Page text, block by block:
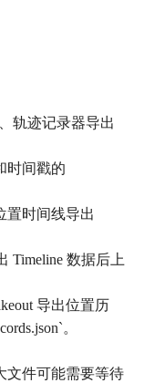
轨迹记录器导出
时间戳的
置时间线导出
Timeline 数据后上
导出位置历
。
文件可能需要等待